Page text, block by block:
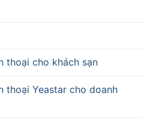
thoại cho khách sạn
thoại Yeastar cho doanh